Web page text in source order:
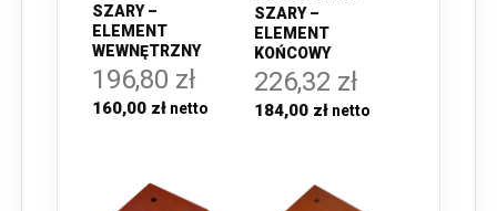
SZARY –
ELEMENT
WEWNĘTRZNY
196,80 zł
160,00 zł
SZARY –
ELEMENT
KOŃCOWY
226,32 zł
184,00 zł